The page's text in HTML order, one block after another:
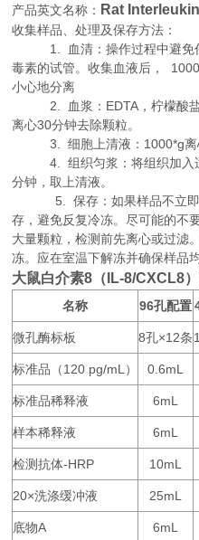
产品英文名称： Rat
收集样品、处理及保存方法：
1. 血清：操作过程中避免任
毒素的试管。收集血液后，
小心地分离
2. 血浆：EDTA，柠檬酸盐
离心30分钟去除颗粒。
3. 细胞上清液：1000*g离心
4. 组织匀浆：将组织加入适
分钟，取上清液。
5. 保存：如果样品不立即使
存，避免反复冷冻。尽可能的不
大量颗粒，检测前先离心或过滤
冻。应在室温下解冻并确保样品
大鼠白介素8（IL-8/CXCL8
名称
96孔配置
微孔酶标板 8孔×12条
标准品（120 pg/mL ） 0.6mL
标准品稀释液 6mL
样本稀释液 6mL
检测抗体-HRP 10mL
20×洗涤缓冲液 25mL
底物A 6mL